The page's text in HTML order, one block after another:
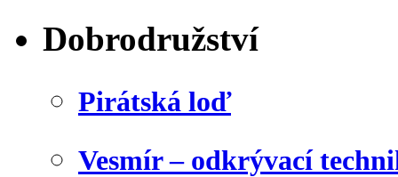
Dobrodružství
Pirátská loď
Vesmír – odkrývací